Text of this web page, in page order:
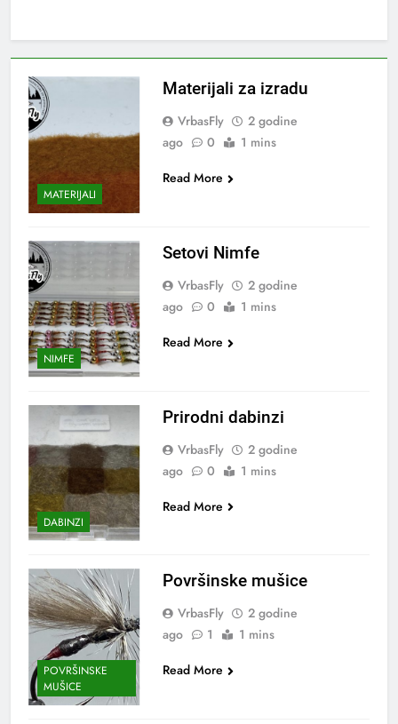
MATERIJALI
Materijali za izradu
VrbasFly
2 godine
ago
0
1 mins
Read More
NIMFE
Setovi Nimfe
VrbasFly
2 godine
ago
0
1 mins
Read More
DABINZI
Prirodni dabinzi
VrbasFly
2 godine
ago
0
1 mins
Read More
POVRŠINSKE
MUŠICE
Površinske mušice
VrbasFly
2 godine
ago
1
1 mins
Read More